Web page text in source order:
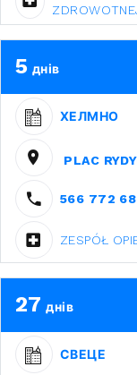
5 днів
ХЕЛМНО
PLAC
566 772
ZESPÓŁ
27 днів
СВЕЦЕ